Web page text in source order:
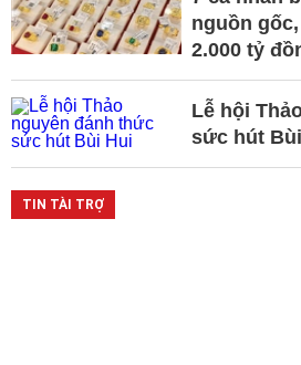
nguồn
2.000 tỷ
Lễ hội
sức hút